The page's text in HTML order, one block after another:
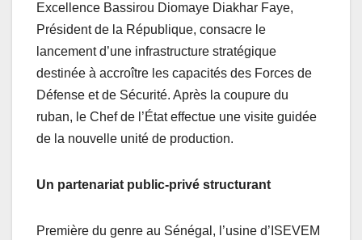
Excellence Bassirou Diomaye Diakhar Faye,
Président de la République, consacre le
lancement d’une infrastructure stratégique
destinée à accroître les capacités des Forces de
Défense et de Sécurité. Après la coupure du
ruban, le Chef de l’État effectue une visite guidée
de la nouvelle unité de production.
Un partenariat public-privé structurant
Première du genre au Sénégal, l’usine d’ISEVEM